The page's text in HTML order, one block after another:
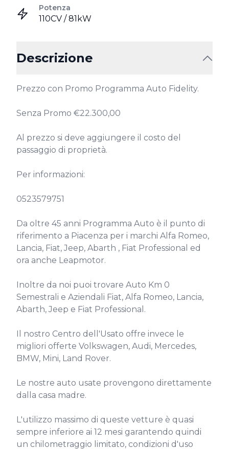
Potenza
110CV / 81kW
Descrizione
Prezzo con Promo Programma Auto Fidelity.
Senza Promo €22.300,00
Al prezzo si deve aggiungere il costo del
passaggio di proprietà.
Per informazioni:
0523579751
Da oltre 45 anni Programma Auto è il punto di
riferimento a Piacenza per i marchi Alfa Romeo,
Lancia, Fiat, Jeep, Abarth , Fiat Professional ed
ora anche Leapmotor.
Inoltre da noi puoi trovare Auto Km 0
Semestrali e Aziendali Fiat, Alfa Romeo, Lancia,
Abarth, Jeep e Fiat Professional.
Il nostro Centro dell'Usato offre invece le
migliori offerte Volkswagen, Audi, Mercedes,
BMW, Mini, Land Rover.
Le nostre auto usate provengono direttamente
dalla casa madre.
L'utilizzo massimo di queste vetture è quasi
sempre inferiore ai 12 mesi garantendo quindi
un chilometraggio limitato, condizioni d'uso